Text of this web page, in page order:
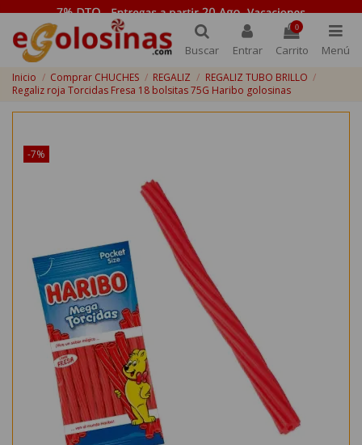
Buscar Entrar
0
Carrito Menú
Inicio Comprar CHUCHES REGALIZ
REGALIZ TUBO BRILLO
Regaliz roja Torcidas Fresa 18 bolsitas 75G Haribo golosinas
-7%